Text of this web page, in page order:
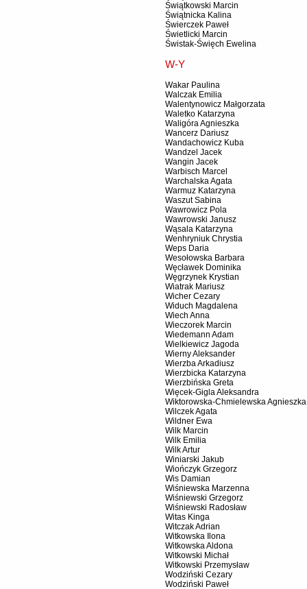
Świątkowski Marcin
Świątnicka Kalina
Świerczek Paweł
Świetlicki Marcin
Świstak-Święch Ewelina
W-Y
Wakar Paulina
Walczak Emilia
Walentynowicz Małgorzata
Waletko Katarzyna
Waligóra Agnieszka
Wancerz Dariusz
Wandachowicz Kuba
Wandzel Jacek
Wangin Jacek
Warbisch Marcel
Warchalska Agata
Warmuz Katarzyna
Waszut Sabina
Wawrowicz Pola
Wawrowski Janusz
Wąsala Katarzyna
Wenhryniuk Chrystia
Weps Daria
Wesołowska Barbara
Węcławek Dominika
Węgrzynek Krystian
Wiatrak Mariusz
Wicher Cezary
Widuch Magdalena
Wiech Anna
Wieczorek Marcin
Wiedemann Adam
Wielkiewicz Jagoda
Wierny Aleksander
Wierzba Arkadiusz
Wierzbicka Katarzyna
Wierzbińska Greta
Więcek-Gigla Aleksandra
Wiktorowska-Chmielewska Agnieszka
Wilczek Agata
Wildner Ewa
Wilk Marcin
Wilk Emilia
Wilk Artur
Winiarski Jakub
Wiończyk Grzegorz
Wis Damian
Wiśniewska Marzenna
Wiśniewski Grzegorz
Wiśniewski Radosław
Witas Kinga
Witczak Adrian
Witkowska Ilona
Witkowska Aldona
Witkowski Michał
Witkowski Przemysław
Wodziński Cezary
Wodziński Paweł